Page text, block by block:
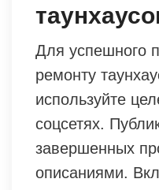
Для успешного
ремонту
используйте
соцсетях.
завершенных
описаниями.